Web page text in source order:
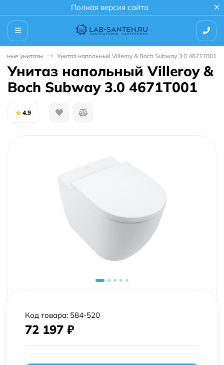
Полная версия сайта
унитазы Унитаз напольный Villeroy & Boch Subway 3.0 4671T001
Унитаз напольный Villeroy &
Boch Subway 3.0 4671T001
4.9
Код товара: 584-520
72 197 ₽